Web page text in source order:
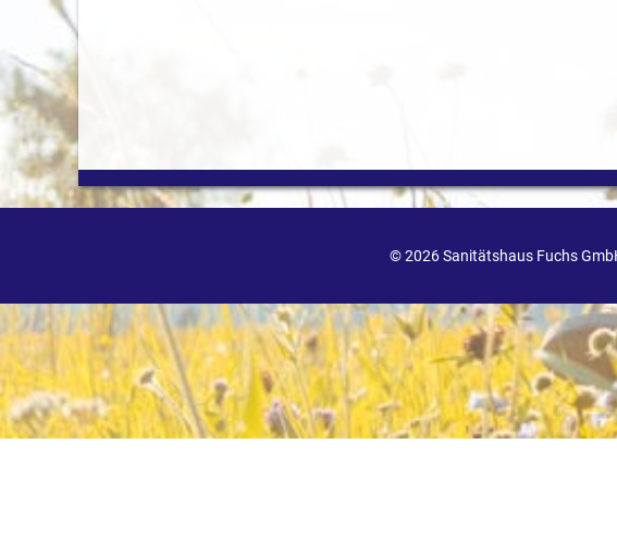
© 2026 Sanitätshaus Fuchs